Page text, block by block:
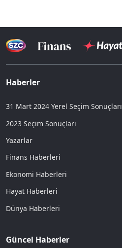
Haberler
31 Mart 2024 Yerel Seçim Sonuçları
2023 Seçim Sonuçları
Yazarlar
Finans Haberleri
Ekonomi Haberleri
Hayat Haberleri
Dünya Haberleri
Güncel Haberler